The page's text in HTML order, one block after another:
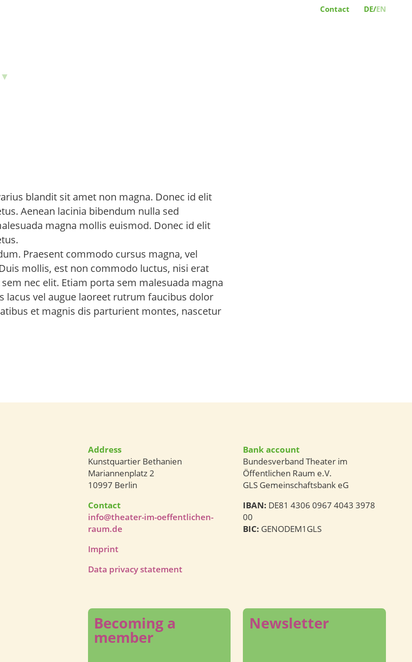
Contact DE/EN
blandit sit amet non magna. Donec id elit
Aenean lacinia bibendum nulla sed
magna mollis euismod. Donec id elit
Praesent commodo cursus magna, vel
mollis, est non commodo luctus, nisi erat
nec elit. Etiam porta sem malesuada magna
lacus vel augue laoreet rutrum faucibus dolor
et magnis dis parturient montes, nascetur
Address
Kunstquartier Bethanien
Mariannenplatz 2
10997 Berlin
Contact
info@theater-im-oeffentlichen-
raum.de
Imprint
Data privacy statement
Bank account
Bundesverband Theater im
Öffentlichen Raum e.V.
GLS Gemeinschaftsbank eG
IBAN: DE81 4306 0967 4043 3978
00
BIC: GENODEM1GLS
Becoming a
member
Newsletter